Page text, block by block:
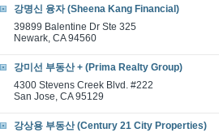
강명신 융자 (Sheena Kang Financial)
39899 Balentine Dr Ste 325
Newark, CA 94560
강미선 부동산 + (Prima Realty Group)
4300 Stevens Creek Blvd. #222
San Jose, CA 95129
강상용 부동산 (Century 21 City Properties)